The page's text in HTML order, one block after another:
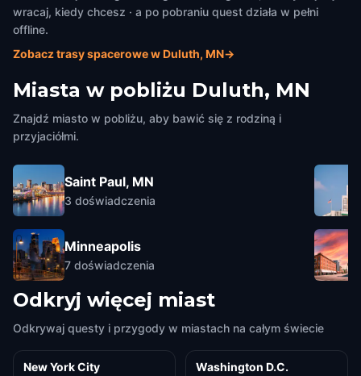
wracaj, kiedy chcesz · a po pobraniu quest działa w pełni
offline.
Zobacz trasy spacerowe w Duluth, MN→
Miasta w pobliżu Duluth, MN
Znajdź miasto w pobliżu, aby bawić się z rodziną i
przyjaciółmi.
Saint Paul, MN
3 doświadczenia
Minneapolis
7 doświadczenia
Odkryj więcej miast
Odkrywaj questy i przygody w miastach na całym świecie
New York City Washington D.C.